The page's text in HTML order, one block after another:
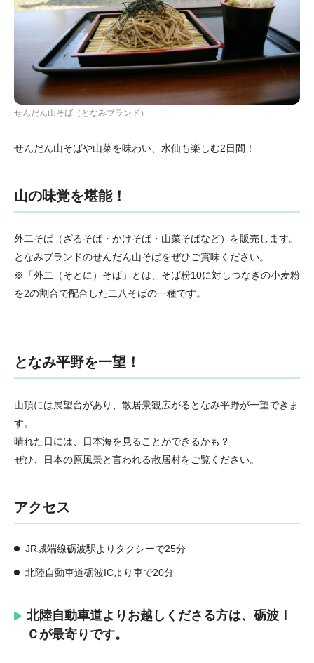
せんだん山そば（となみブランド）
せんだん山そばや山菜を味わい、水仙も楽しむ2日間！
山の味覚を堪能！
外二そば（ざるそば・かけそば・山菜そばなど）を販売します。
となみブランドのせんだん山そばをぜひご賞味ください。
※「外二（そとに）そば」とは、そば粉10に対しつなぎの小麦粉
を2の割合で配合した二八そばの一種です。
となみ平野を一望！
山頂には展望台があり、散居景観広がるとなみ平野が一望できま
す。
晴れた日には、日本海を見ることができるかも？
ぜひ、日本の原風景と言われる散居村をご覧ください。
アクセス
JR城端線砺波駅よりタクシーで25分
北陸自動車道砺波ICより車で20分
北陸自動車道よりお越しくださる方は、砺波Ｉ
Ｃが最寄りです。